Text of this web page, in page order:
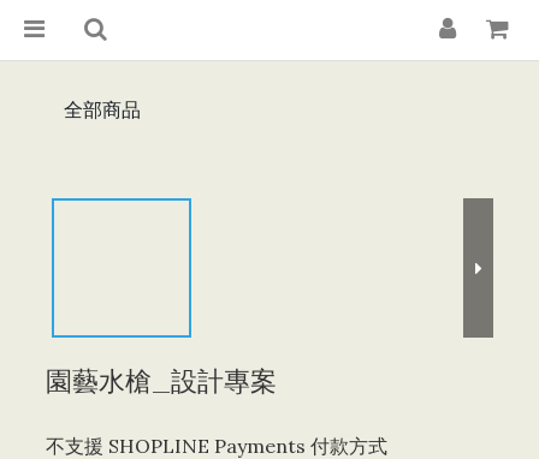
全部商品
園藝水槍_設計專案
不支援 SHOPLINE Payments 付款方式